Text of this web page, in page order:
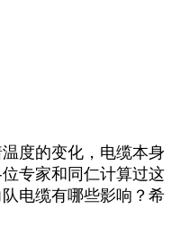
度的变化，电缆本身
专家和同仁计算过这
电缆有哪些影响？希